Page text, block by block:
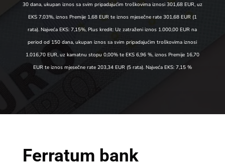
30 dana, ukupan iznos sa svim pripadajućim troškovima iznosi 301,68 EUR, uz
EKS 7,03%, iznos Premije 1,68 EUR te iznos mjesečne rate 301,68 EUR (1
rata). Najveća EKS: 7,15%, Plus kredit: Uz zatraženi iznos 1.000,00 EUR na
period od 150 dana, ukupan iznos sa svim pripadajućim troškovima iznosi
1.016,70 EUR, uz kamatnu stopu 0,00% te EKS 6,96 %, iznos Premije 16,70
EUR te iznos mjesečne rate 203,34 EUR (5 rata). Najveća EKS: 7,15 %
Ferratum bank